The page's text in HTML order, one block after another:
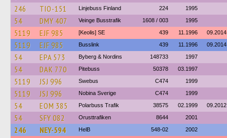
246 TIO-151 Linjebuss Finland 224 1995
54 DMY 407 Veinge Busstrafik 1608 / 003 1995
5119 EJF 985 [Keolis] SE 439 11.1996 09.2014
5119 EJF 985 Busslink 439 11.1996 09.2014
54 EPA 573 Byberg & Nordins 148733 1997
54 DAK 770 Pitebuss 50378 03.1997
5119 JSJ 996 Swebus C474 1999
5119 JSJ 996 Nobina Sverige C474 1999
54 EOM 385 Polarbuss Trafik 38575 02.1999 09.2012
54 SFY 082 Orusttrafiken 8644 2001
246 NEY-594 HelB 548-02 2002